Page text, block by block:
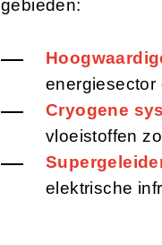
gebieden:
energiesector
Cryogene
vloeistoffen
elektrische